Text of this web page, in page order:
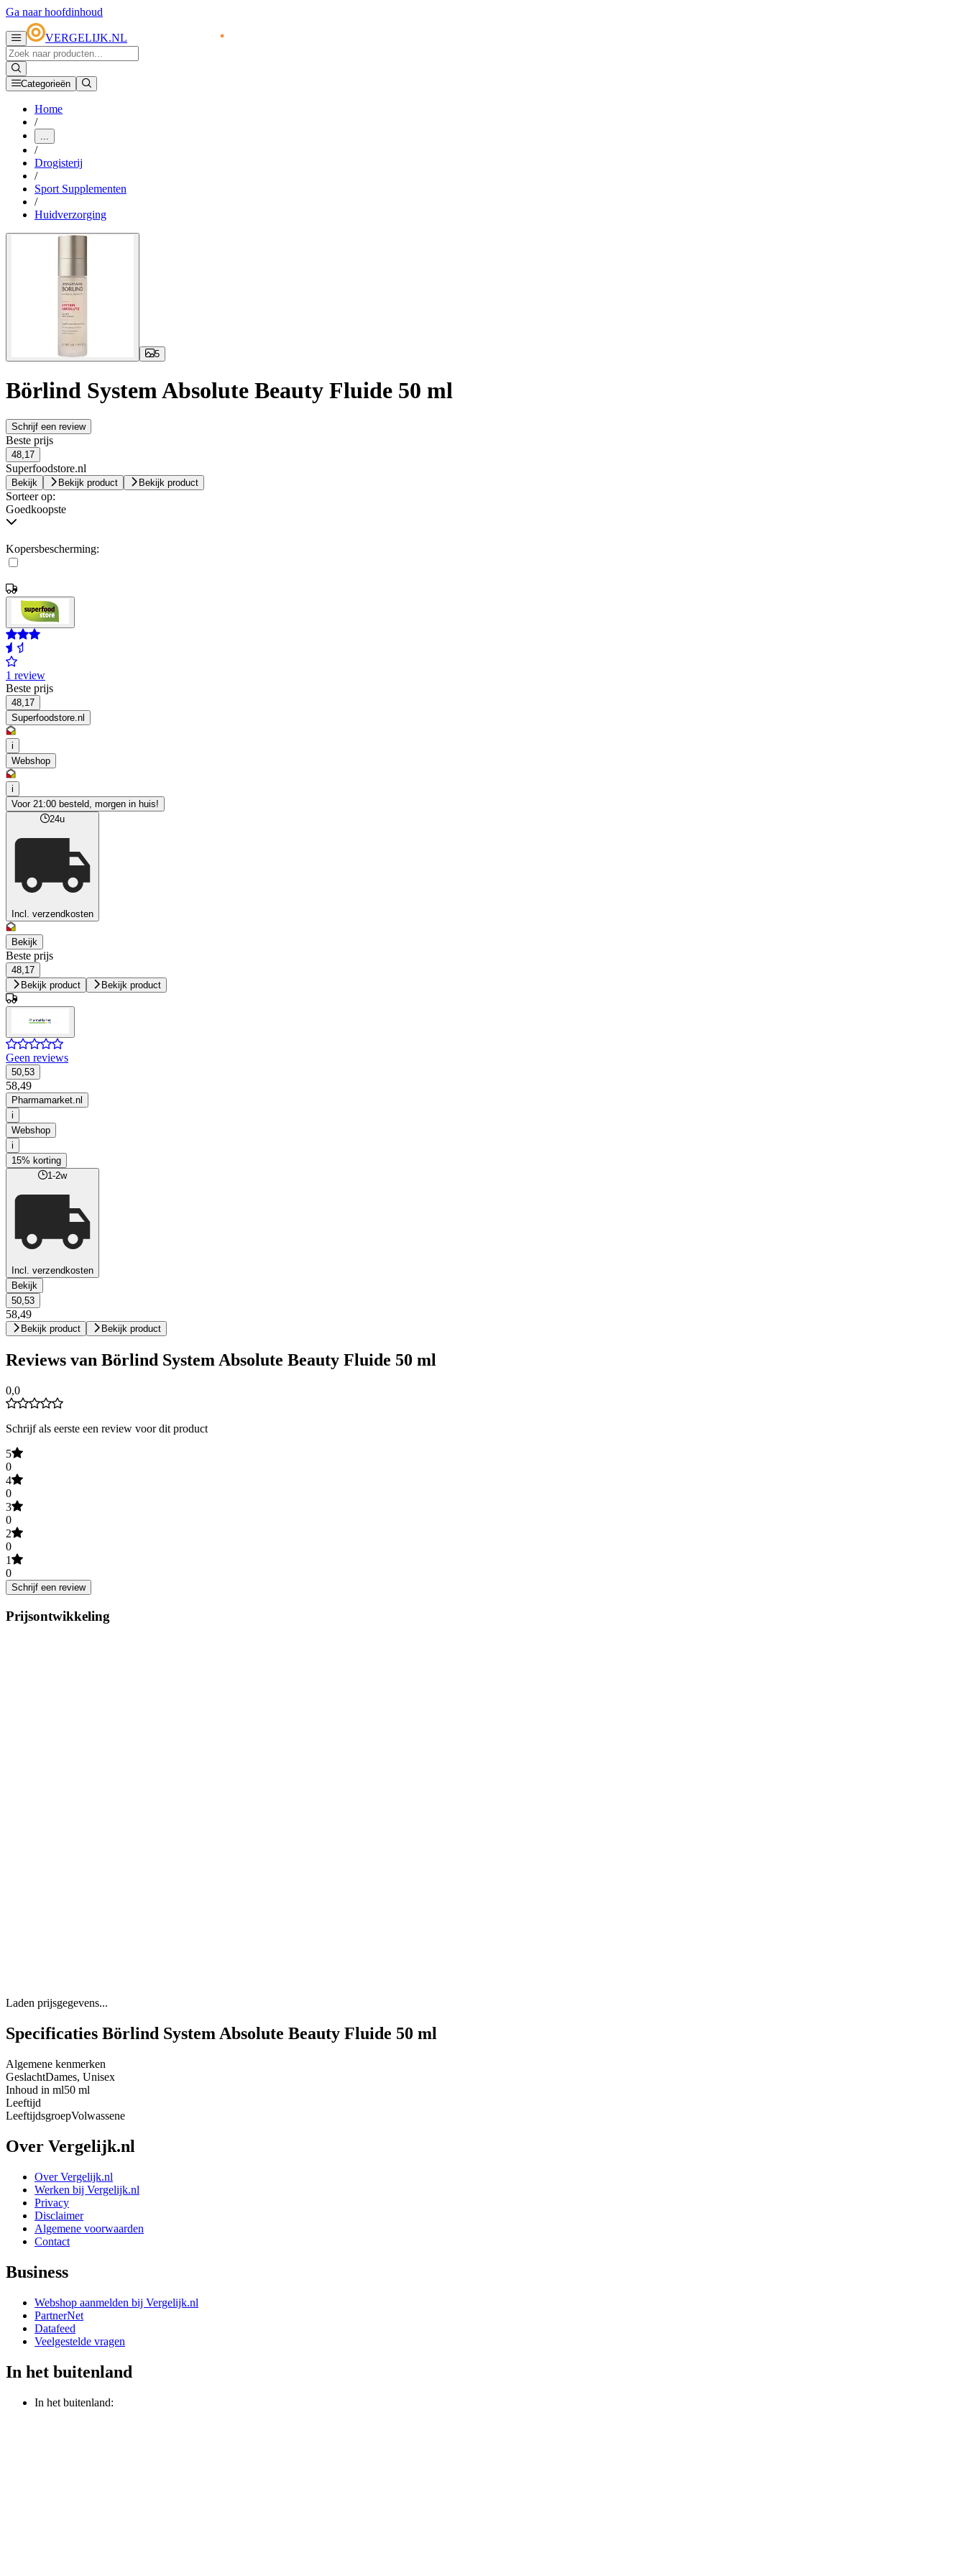
Ga naar hoofdinhoud
VERGELIJK.NL
Categorieën
Home
/
...
/
Drogisterij
/
Sport Supplementen
/
Huidverzorging
5
Börlind System Absolute Beauty Fluide 50 ml
Schrijf een review
Beste prijs
48,17
Superfoodstore.nl
Bekijk Bekijk product Bekijk product
Sorteer op:
Goedkoopste
Kopersbescherming:
1 review
Beste prijs
48,17
Superfoodstore.nl
i
Webshop
i
Voor 21:00 besteld, morgen in huis!
24u
Incl. verzendkosten
Bekijk
Beste prijs
48,17
Bekijk product
Bekijk product
Geen reviews
50,53
58,49
Pharmamarket.nl
i
Webshop
i
15% korting
1-2w
Incl. verzendkosten
Bekijk
50,53
58,49
Bekijk product Bekijk product
Reviews van Börlind System Absolute Beauty Fluide 50 ml
0,0
Schrijf als eerste een review voor dit product
5
0
4
0
3
0
2
0
1
0
Schrijf een review
Prijsontwikkeling
Laden prijsgegevens...
Specificaties Börlind System Absolute Beauty Fluide 50 ml
Algemene kenmerken
GeslachtDames, Unisex
Inhoud in ml50 ml
Leeftijd
LeeftijdsgroepVolwassene
Over Vergelijk.nl
Over Vergelijk.nl
Werken bij Vergelijk.nl
Privacy
Disclaimer
Algemene voorwaarden
Contact
Business
Webshop aanmelden bij Vergelijk.nl
PartnerNet
Datafeed
Veelgestelde vragen
In het buitenland
In het buitenland: